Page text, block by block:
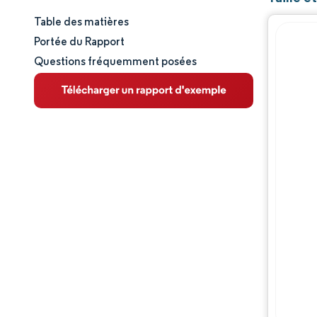
Taille et part de marché
Analyse du marché
Tendances et perspectives
Table des matières
Portée du Rapport
Questions fréquemment posées